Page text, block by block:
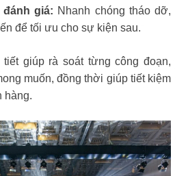
giá: Nhanh chóng tháo dỡ,
để tối ưu cho sự kiện sau.
giúp rà soát từng công đoạn,
muốn, đồng thời giúp tiết kiệm
hàng.